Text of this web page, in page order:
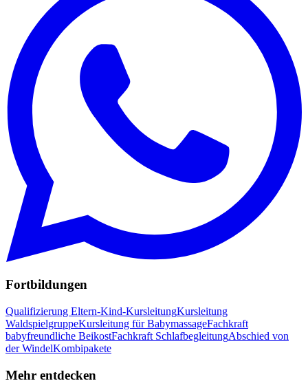
Fortbildungen
Qualifizierung Eltern-Kind-KursleitungKursleitung
WaldspielgruppeKursleitung für BabymassageFachkraft
babyfreundliche BeikostFachkraft SchlafbegleitungAbschied von
der WindelKombipakete
Mehr entdecken